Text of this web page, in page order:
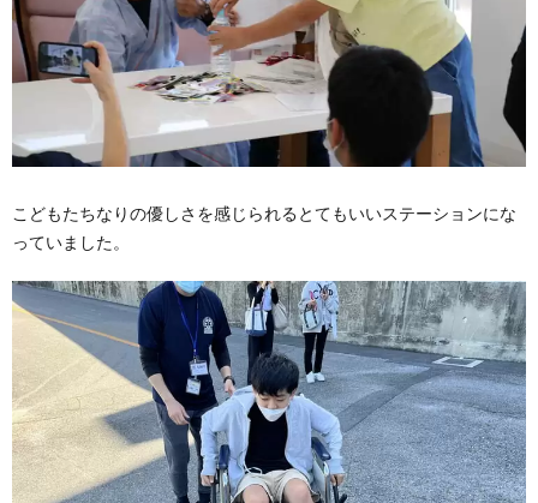
こどもたちなりの優しさを感じられるとてもいいステーションにな
っていました。